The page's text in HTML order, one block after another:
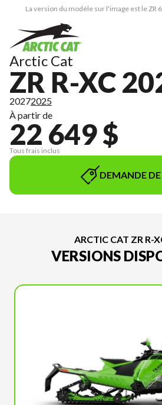
La version du modèle sur l'image est le ZR
Arctic Cat
ZR R-XC
20272025
À partir de
22 649 $
Tous frais inclus
DEMANDE
ARCTIC CAT ZR R-
VERSIONS